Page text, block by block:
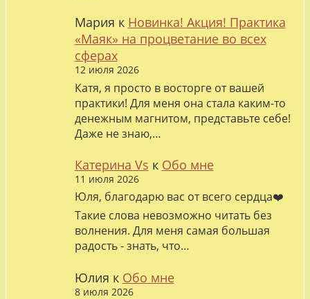
Мария к Новинка! Акция! Практика
«Маяк» на процветание во всех
сферах
12 июля 2026
Катя, я просто в восторге от вашей
практики! Для меня она стала каким-то
денежным магнитом, представьте себе!
Даже не знаю,…
Катерина Vs к Обо мне
11 июля 2026
Юля, благодарю вас от всего сердца❤️
Такие слова невозможно читать без
волнения. Для меня самая большая
радость - знать, что…
Юлия к Обо мне
8 июля 2026